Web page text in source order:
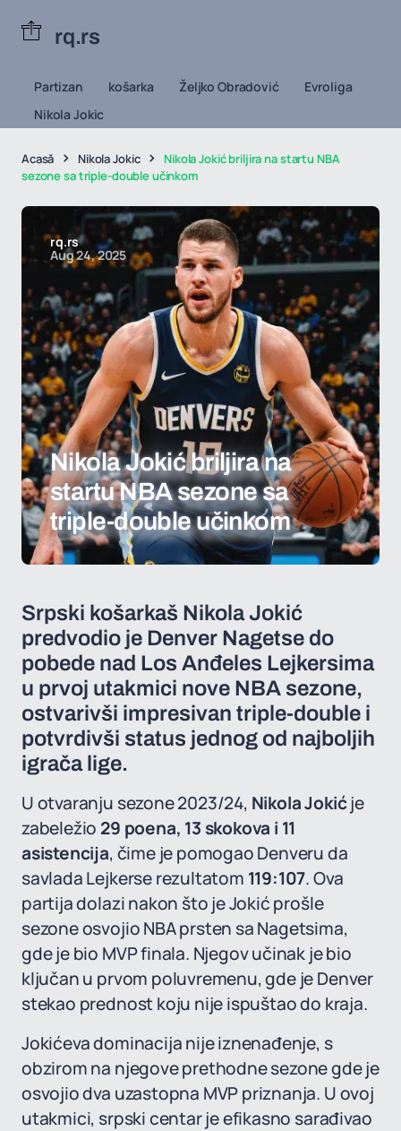
rq.rs
Partizan košarka Željko Obradović
Evroliga
Nikola Jokic
Acasă Nikola Jokic
Nikola Jokić briljira na startu NBA
sezone sa triple-double učinkom
rq.rs
Aug 24, 2025
Nikola Jokić briljira na
startu NBA sezone sa
triple-double učinkom
Srpski košarkaš Nikola Jokić
predvodio je Denver Nagetse do
pobede nad Los Anđeles Lejkersima
u prvoj utakmici nove NBA sezone,
ostvarivši impresivan triple-double i
potvrdivši status jednog od najboljih
igrača lige.
U otvaranju sezone 2023/24, Nikola Jokićje
zabeležio 29 poena, 13 skokova i 11
asistencija, čime je pomogao Denveru da
savlada Lejkerse rezultatom 119:107. Ova
partija dolazi nakon što je Jokić prošle
sezone osvojio NBA prsten sa Nagetsima,
gde je bio MVP finala. Njegov učinak je bio
ključan u prvom poluvremenu, gde je Denver
stekao prednost koju nije ispuštao do kraja.
Jokićeva dominacija nije iznenađenje, s
obzirom na njegove prethodne sezone gde je
osvojio dva uzastopna MVP priznanja. U ovoj
utakmici, srpski centar je efikasno sarađivao